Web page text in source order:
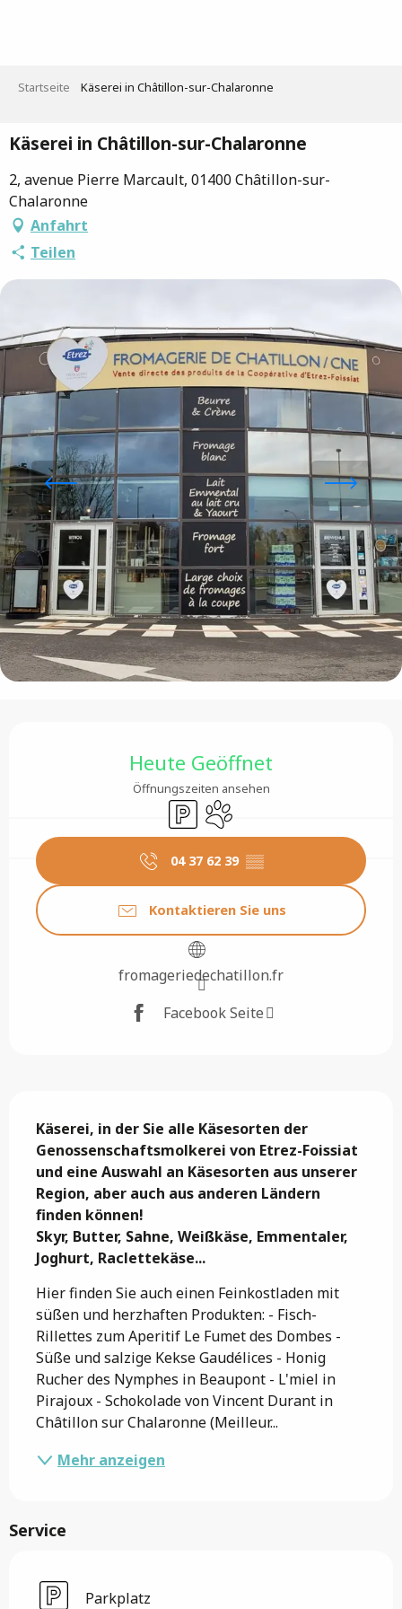
Startseite Käserei in Châtillon-sur-Chalaronne
Käserei in Châtillon-sur-Chalaronne
2, avenue Pierre Marcault, 01400 Châtillon-sur-
Chalaronne
Anfahrt
Teilen
Heute Geöffnet
Öffnungszeiten ansehen
ParkplatzTiere erlaubt
04 37 62 39 ▒▒
Kontaktieren Sie uns
fromageriedechatillon.fr
Facebook Seite
Käserei, in der Sie alle Käsesorten der
Genossenschaftsmolkerei von Etrez-Foissiat
und eine Auswahl an Käsesorten aus unserer
Region, aber auch aus anderen Ländern
finden können!
Skyr, Butter, Sahne, Weißkäse, Emmentaler,
Joghurt, Raclettekäse...
Hier finden Sie auch einen Feinkostladen mit
süßen und herzhaften Produkten: - Fisch-
Rillettes zum Aperitif Le Fumet des Dombes -
Süße und salzige Kekse Gaudélices - Honig
Rucher des Nymphes in Beaupont - L'miel in
Pirajoux - Schokolade von Vincent Durant in
Châtillon sur Chalaronne (Meilleur...
Mehr anzeigen
Service
Parkplatz